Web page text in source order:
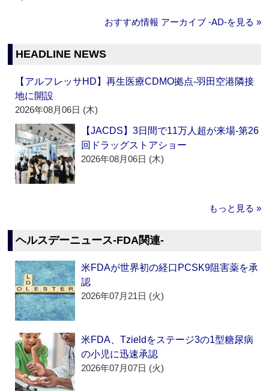
おすすめ情報 アーカイブ ‐AD‐を見る »
HEADLINE NEWS
【アルフレッサHD】再生医療CDMO拠点‐羽田空港隣接
地に開設
2026年08月06日 (木)
【JACDS】3日間で11万人超が来場‐第26
回ドラッグストアショー
2026年08月06日 (木)
もっと見る »
ヘルスデーニュース‐FDA関連‐
米FDAが世界初の経口PCSK9阻害薬を承
認
2026年07月21日 (火)
米FDA、Tzieldをステージ3の1型糖尿病
の小児に迅速承認
2026年07月07日 (火)